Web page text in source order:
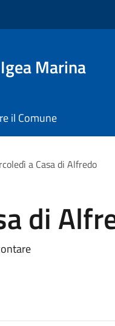
Marina
il Comune
a Casa di Alfredo
di